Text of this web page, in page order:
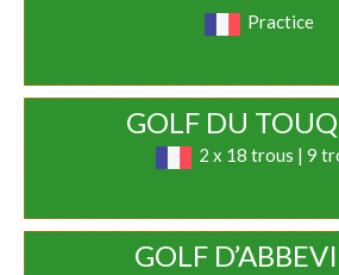
Practice
GOLF DU
2 x 18 trous | 9
GOLF